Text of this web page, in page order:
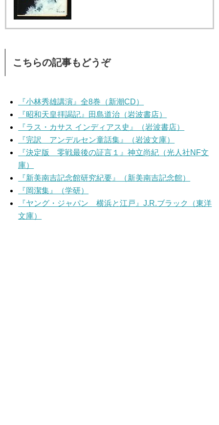
こちらの記事もどうぞ
『小林秀雄講演』全8巻（新潮CD）
『昭和天皇拝謁記』田島道治（岩波書店）
『ラス・カサス インディアス史』（岩波書店）
『完訳 アンデルセン童話集』（岩波文庫）
『決定版 零戦最後の証言１』神立尚紀（光人社NF文
庫）
『新美南吉記念館研究紀要』（新美南吉記念館）
『岡潔集』（学研）
『ヤング・ジャパン 横浜と江戸』J.R.ブラック（東洋
文庫）